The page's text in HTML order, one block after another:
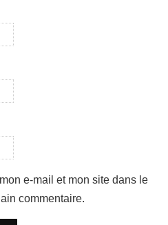
e-mail et mon site dans le
commentaire.